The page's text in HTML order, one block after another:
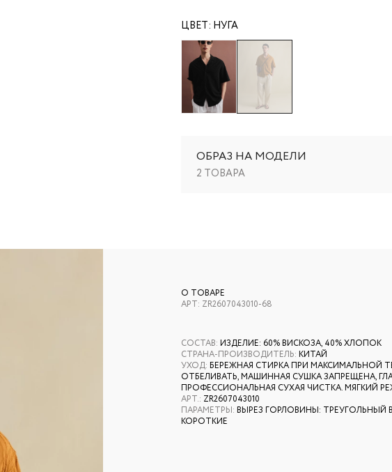
ЦВЕТ: НУГА
ОБРАЗ НА МОДЕЛИ
2 ТОВАРА
О ТОВАРЕ
АРТ: ZR2607043010-68
СОСТАВ: ИЗДЕЛИЕ: 60% ВИСКОЗА, 40% ХЛОПОК
СТРАНА-ПРОИЗВОДИТЕЛЬ: КИТАЙ
УХОД: БЕРЕЖНАЯ СТИРКА ПРИ МАКСИМАЛЬНОЙ
ОТБЕЛИВАТЬ, МАШИННАЯ СУШКА ЗАПРЕЩЕНА,
ПРОФЕССИОНАЛЬНАЯ СУХАЯ ЧИСТКА. МЯГКИЙ
АРТ.: ZR2607043010
ПАРАМЕТРЫ: ВЫРЕЗ ГОРЛОВИНЫ: ТРЕУГОЛЬНЫЙ
КОРОТКИЕ